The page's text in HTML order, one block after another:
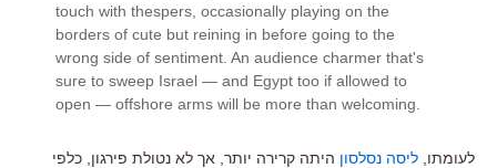
touch with thespers, occasionally playing on the
borders of cute but reining in before going to the
wrong side of sentiment. An audience charmer that's
sure to sweep Israel — and Egypt too if allowed to
open — offshore arms will be more than welcoming.
לעומתו, ליסה נסלסון היתה קרירה יותר, אך לא נטולת פירגון, כלפי